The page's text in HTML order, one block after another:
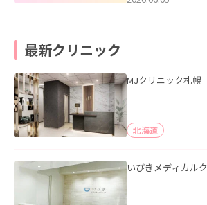
最新クリニック
MJクリニック札幌
北海道
いびきメディカル